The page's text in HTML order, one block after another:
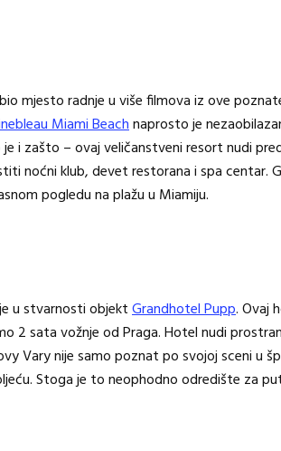
mjesto radnje u više filmova iz ove
Miami Beachnaprosto je
i zašto – ovaj veličanstveni resort nudi
noćni klub, devet restorana i spa
pogledu na plažu u Miamiju.
u stvarnosti objektGrandhotel Pupp. Ovaj
2 sata vožnje od Praga. Hotel nudi
Vary nije samo poznat po svojoj sceni u
Stoga je to neophodno odredište za